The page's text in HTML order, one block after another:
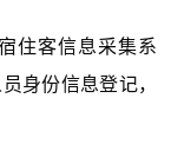
住客信息采集系
身份信息登记，